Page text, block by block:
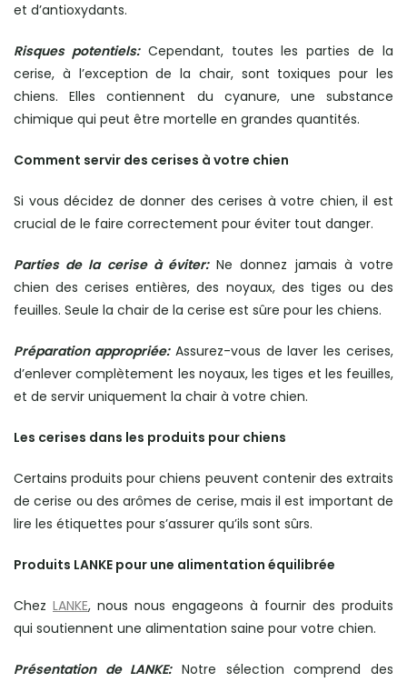
et d’antioxydants.
Risques potentiels:Cependant, toutes les parties de la
cerise, à l’exception de la chair, sont toxiques pour les
chiens. Elles contiennent du cyanure, une substance
chimique qui peut être mortelle en grandes quantités.
Comment servir des cerises à votre chien
Si vous décidez de donner des cerises à votre chien, il est
crucial de le faire correctement pour éviter tout danger.
Parties de la cerise à éviter:Ne donnez jamais à votre
chien des cerises entières, des noyaux, des tiges ou des
feuilles. Seule la chair de la cerise est sûre pour les chiens.
Préparation appropriée:Assurez-vous de laver les cerises,
d’enlever complètement les noyaux, les tiges et les feuilles,
et de servir uniquement la chair à votre chien.
Les cerises dans les produits pour chiens
Certains produits pour chiens peuvent contenir des extraits
de cerise ou des arômes de cerise, mais il est important de
lire les étiquettes pour s’assurer qu’ils sont sûrs.
Produits LANKE pour une alimentation équilibrée
Chez LANKE, nous nous engageons à fournir des produits
qui soutiennent une alimentation saine pour votre chien.
Présentation de LANKE:Notre sélection comprend des